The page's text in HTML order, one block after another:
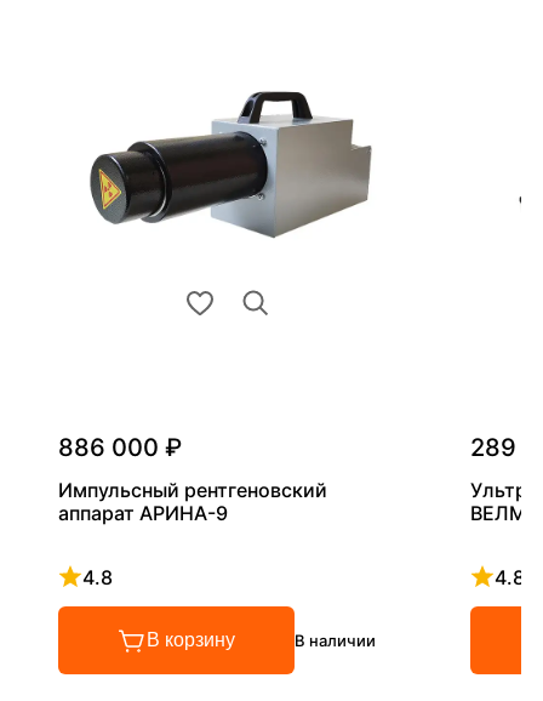
886 000 ₽
Импульсный рентгеновский
аппарат АРИНА-9
4.8
Рейтинг 4.8 из 5
В корзину В наличии
289
4.8